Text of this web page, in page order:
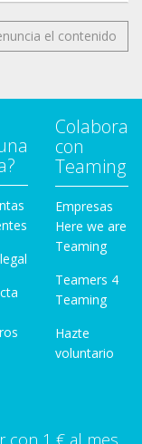
el contenido
Colabora
con
Teaming
Empresas
Here we are
Teaming
Teamers 4
Teaming
Hazte
voluntario